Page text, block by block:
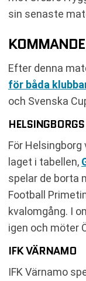
sin senaste
Efter denna
för båda
och Svenska
För
laget i tabellen,
spelar de borta
Football
kvalomgång. I
igen och möter
IFK VÄRNAMO
IFK Värnamo